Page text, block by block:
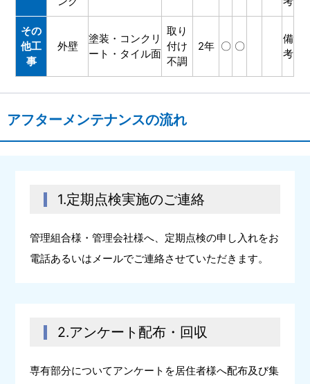
その
他工
事
外壁
塗装・コンクリ
ート・タイル面
取り
付け
不調
2年 〇 〇
備
考
アフターメンテナンスの流れ
1.定期点検実施のご連絡
管理組合様・管理会社様へ、定期点検の申し入れをお
電話あるいはメールでご連絡させていただきます。
2.アンケート配布・回収
専有部分についてアンケートを居住者様へ配布及び集